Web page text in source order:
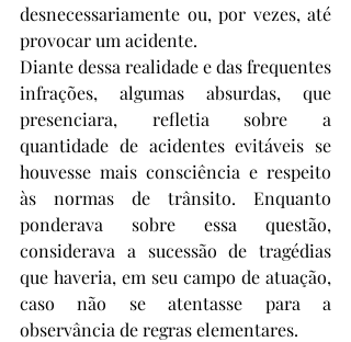
desnecessariamente ou, por vezes, até
provocar um acidente.
Diante dessa realidade e das frequentes
infrações, algumas absurdas, que
presenciara, refletia sobre a
quantidade de acidentes evitáveis se
houvesse mais consciência e respeito
às normas de trânsito. Enquanto
ponderava sobre essa questão,
considerava a sucessão de tragédias
que haveria, em seu campo de atuação,
caso não se atentasse para a
observância de regras elementares.